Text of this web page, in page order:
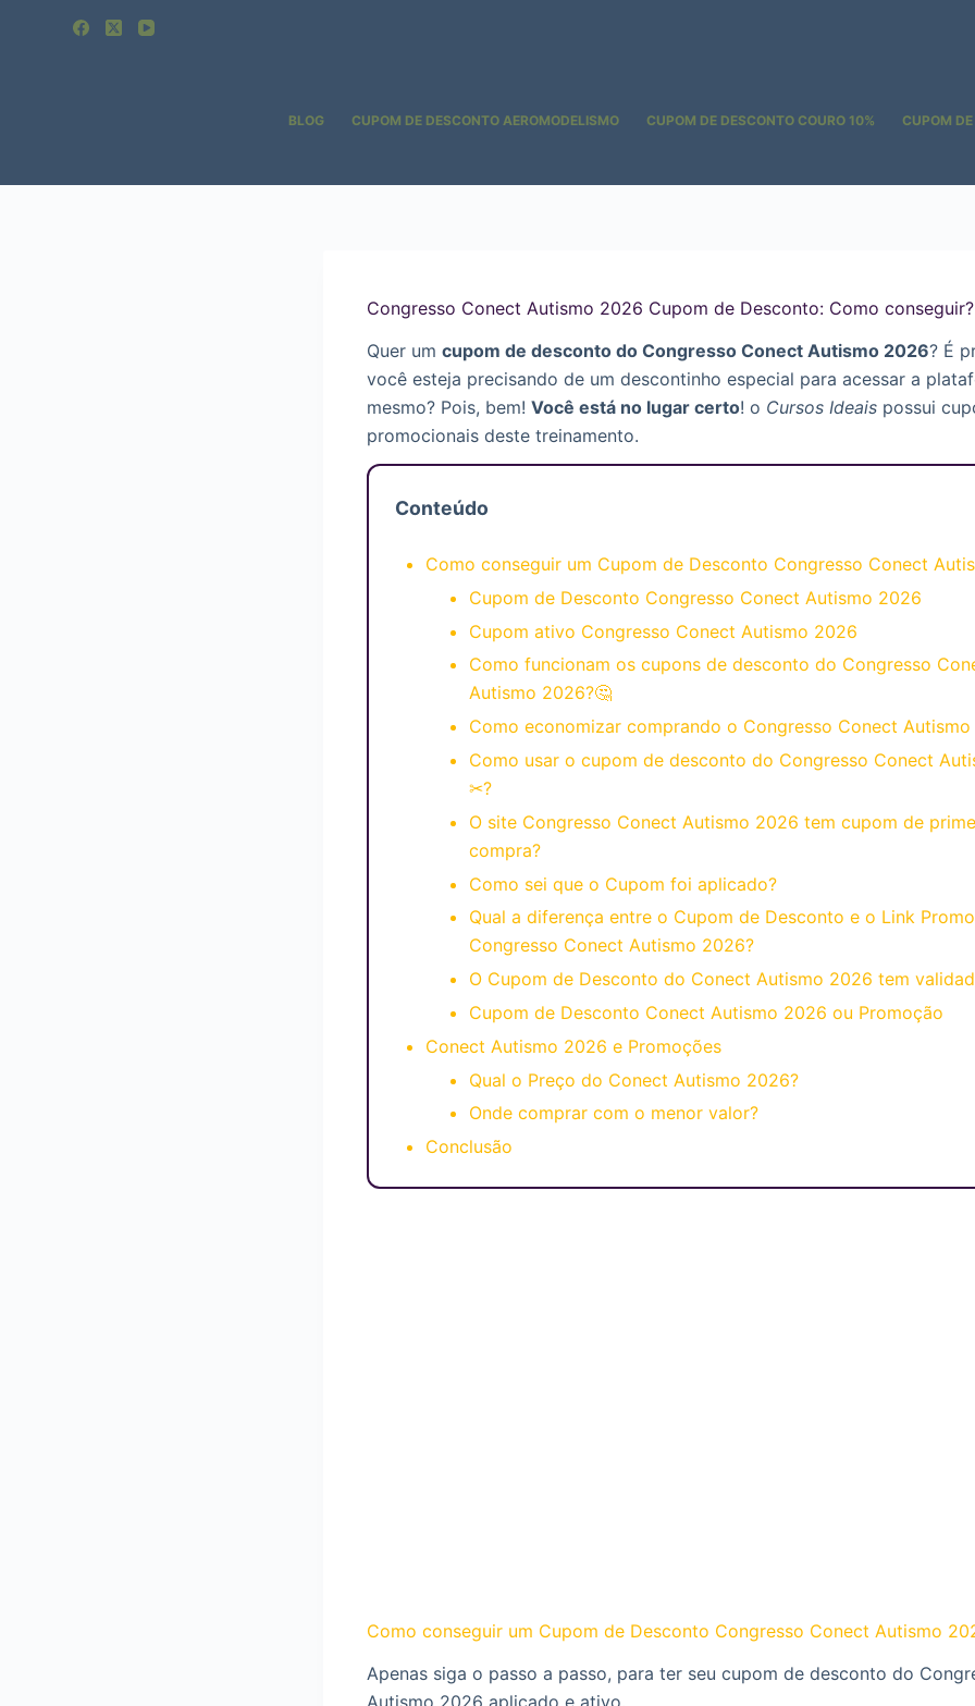
BLOG CUPOM DE DESCONTO AEROMODELISMO CUPOM DE DESCONTO COURO 10% CUPOM
Congresso Conect Autismo 2026 Cupom de Desconto: Como conseguir?
Quer um cupom de desconto do Congresso Conect Autismo 2026? É
você esteja precisando de um descontinho especial para acessar a
mesmo? Pois, bem! Você está no lugar certo! o Cursos Ideais possui
promocionais deste treinamento.
Conteúdo
Como conseguir um Cupom de Desconto Congresso Conect
Cupom de Desconto Congresso Conect Autismo 2026
Cupom ativo Congresso Conect Autismo 2026
Como funcionam os cupons de desconto do Congresso
Autismo 2026?🤔
Como economizar comprando o Congresso Conect Autismo
Como usar o cupom de desconto do Congresso Conect
✂?
O site Congresso Conect Autismo 2026 tem cupom de
compra?
Como sei que o Cupom foi aplicado?
Qual a diferença entre o Cupom de Desconto e o Link
Congresso Conect Autismo 2026?
O Cupom de Desconto do Conect Autismo 2026 tem
Cupom de Desconto Conect Autismo 2026 ou Promoção
Conect Autismo 2026 e Promoções
Qual o Preço do Conect Autismo 2026?
Onde comprar com o menor valor?
Conclusão
Como conseguir um Cupom de Desconto Congresso Conect Autismo
Apenas siga o passo a passo, para ter seu cupom de desconto do
Autismo 2026 aplicado e ativo.